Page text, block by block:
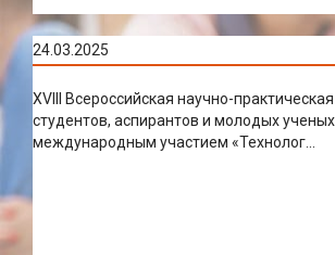
24.03.2025
XVIII Всероссийская научно-
студентов, аспирантов и молодых
международным участием «Технолог...